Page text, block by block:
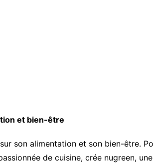
et bien-être
son alimentation et son bien-être.
de cuisine, crée nugreen,